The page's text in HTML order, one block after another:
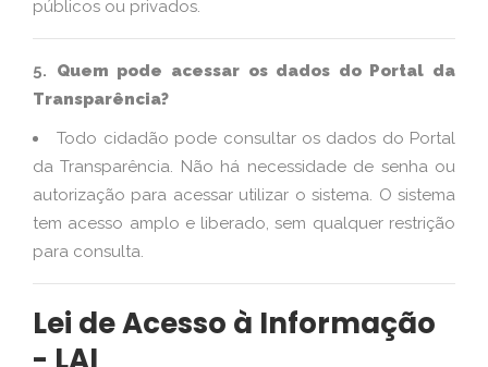
públicos ou privados.
5. Quem pode acessar os dados do Portal da
Transparência?
Todo cidadão pode consultar os dados do Portal
da Transparência. Não há necessidade de senha ou
autorização para acessar utilizar o sistema. O sistema
tem acesso amplo e liberado, sem qualquer restrição
para consulta.
Lei de Acesso à Informação